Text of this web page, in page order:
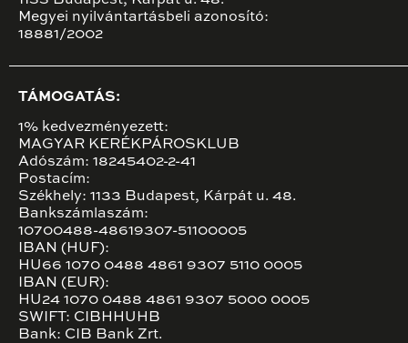
Megyei nyilvántartásbeli azonosító:
18881/2002
TÁMOGATÁS:
1% kedvezményezett:
MAGYAR KERÉKPÁROSKLUB
Adószám: 18245402-2-41
Postacím:
Székhely: 1133 Budapest, Kárpát u. 48.
Bankszámlaszám:
10700488-48619307-51100005
IBAN (HUF):
HU66 1070 0488 4861 9307 5110 0005
IBAN (EUR):
HU24 1070 0488 4861 9307 5000 0005
SWIFT: CIBHHUHB
Bank: CIB Bank Zrt.